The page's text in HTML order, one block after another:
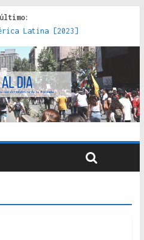
Latina [2023]
de los Estados :
[2022]
el acero : hacia una teoría
[2020]
adecuada [2019]
del Seguro Obrero en
[2014]